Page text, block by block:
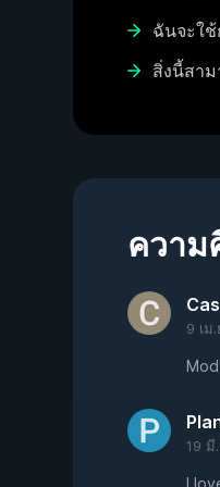
ฉันจะใช้
สิ่งนี้สา
ความ
9 เม.
19 มี